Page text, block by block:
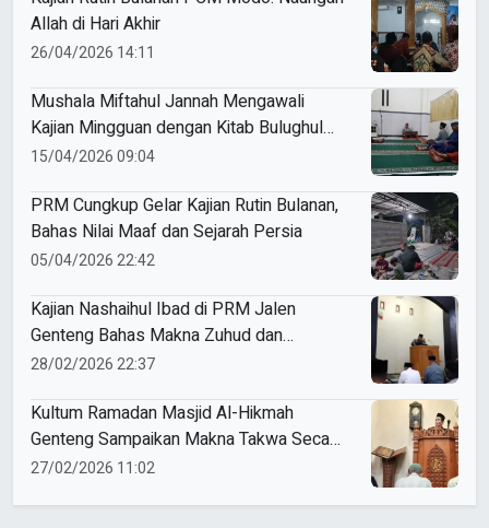
Allah di Hari Akhir
26/04/2026 14:11
Mushala Miftahul Jannah Mengawali
Kajian Mingguan dengan Kitab Bulughul
Maram
15/04/2026 09:04
PRM Cungkup Gelar Kajian Rutin Bulanan,
Bahas Nilai Maaf dan Sejarah Persia
05/04/2026 22:42
Kajian Nashaihul Ibad di PRM Jalen
Genteng Bahas Makna Zuhud dan
Keteguhan Iman
28/02/2026 22:37
Kultum Ramadan Masjid Al-Hikmah
Genteng Sampaikan Makna Takwa Secara
Mendalam
27/02/2026 11:02